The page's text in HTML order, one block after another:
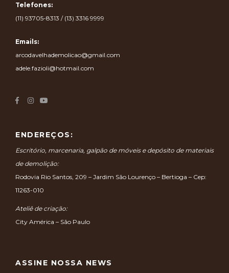
Telefones:
(11) 93705-8313 / (13) 3316 9999
Emails:
arcodavelhademolicao@gmail.com
adele.fazioli@hotmail.com
ENDEREÇOS:
Escritório, marcenaria, galpão de móveis e depósito de materiais
de demolição:
Rodovia Rio Santos, 209 – Jardim São Lourenço – Bertioga – Cep:
11263-010
Ateliê de criação:
City América – São Paulo
ASSINE NOSSA NEWS